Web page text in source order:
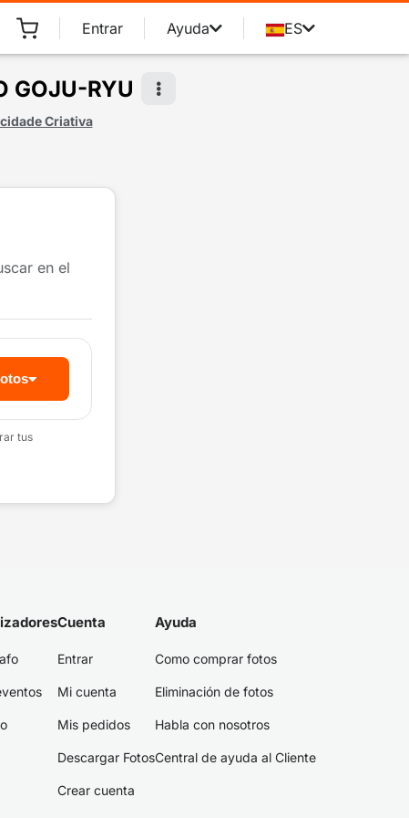
Entrar Ayuda ES
GOJU-RYU
Criativa
en el
tus
Cuenta
Entrar
Mi cuenta
Mis pedidos
Descargar Fotos
Crear cuenta
Ayuda
Como comprar fotos
Eliminación de fotos
Habla con nosotros
Central de ayuda al Cliente